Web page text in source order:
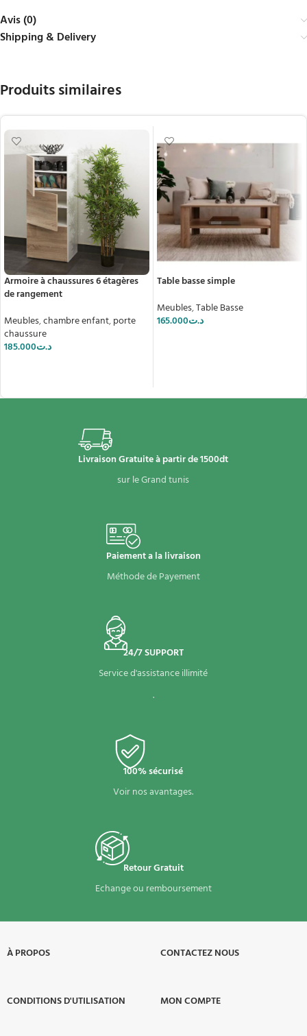
Avis (0)
Shipping & Delivery
Produits similaires
Armoire à chaussures 6 étagères
de rangement
Meubles,chambre enfant,porte
chaussure
د.ت185.000
Table basse simple
Meubles,Table Basse
د.ت165.000
Livraison Gratuite à partir de 1500dt
sur le Grand tunis
Paiement a la livraison
Méthode de Payement
24/7 SUPPORT
Service d'assistance illimité
.
100% sécurisé
Voir nos avantages.
Retour Gratuit
Echange ou remboursement
À PROPOS​
CONDITIONS D'UTILISATION
CONTACTEZ NOUS
MON COMPTE